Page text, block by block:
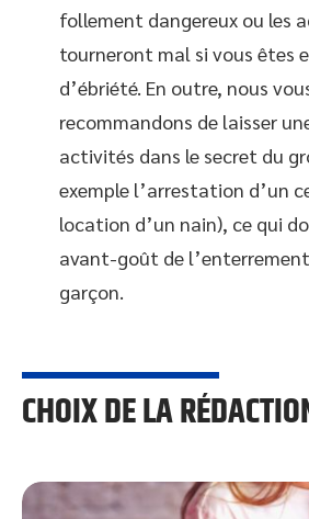
follement dangereux ou les
tourneront mal si vous êtes
d’ébriété. En outre, nous
recommandons de laisser
activités dans le secret du
exemple l’arrestation d’un
location d’un nain), ce qui
avant-goût de
garçon.
CHOIX DE LA